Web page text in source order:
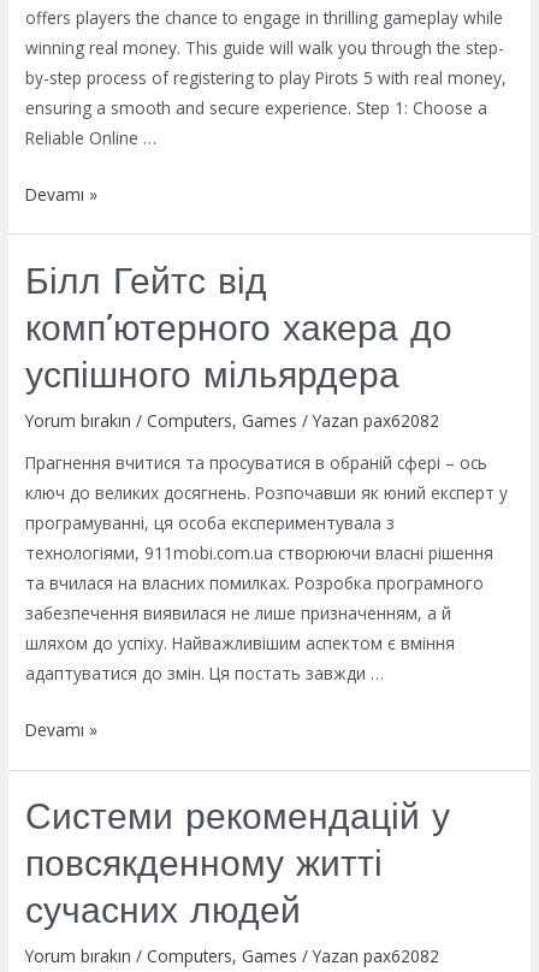
offers players the chance to engage in thrilling gameplay while
winning real money. This guide will walk you through the step-
by-step process of registering to play Pirots 5 with real money,
ensuring a smooth and secure experience. Step 1: Choose a
Reliable Online …
How
to
Pirots
5
Real
Money
Devamı »
Білл Гейтс від
комп’ютерного хакера до
успішного мільярдера
Yorum bırakın /Computers, Games / Yazan pax62082
Прагнення вчитися та просуватися в обраній сфері – ось
ключ до великих досягнень. Розпочавши як юний експерт у
програмуванні, ця особа експериментувала з
технологіями, 911mobi.com.ua створюючи власні рішення
та вчилася на власних помилках. Розробка програмного
забезпечення виявилася не лише призначенням, а й
шляхом до успіху. Найважливішим аспектом є вміння
адаптуватися до змін. Ця постать завжди …
Білл
комп’ютерного
до
успішного
Devamı »
Системи рекомендацій у
повсякденному житті
сучасних людей
Yorum bırakın /Computers, Games / Yazan pax62082